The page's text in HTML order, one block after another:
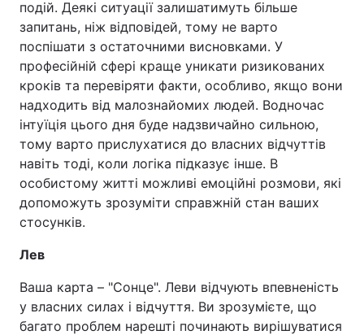
подій. Деякі ситуації залишатимуть більше
запитань, ніж відповідей, тому не варто
поспішати з остаточними висновками. У
професійній сфері краще уникати ризикованих
кроків та перевіряти факти, особливо, якщо вони
надходить від малознайомих людей. Водночас
інтуїція цього дня буде надзвичайно сильною,
тому варто прислухатися до власних відчуттів
навіть тоді, коли логіка підказує інше. В
особистому житті можливі емоційні розмови, які
допоможуть зрозуміти справжній стан ваших
стосунків.
Лев
Ваша карта – "Сонце". Леви відчують впевненість
у власних силах і відчуття. Ви зрозумієте, що
багато проблем нарешті починають вирішуватися